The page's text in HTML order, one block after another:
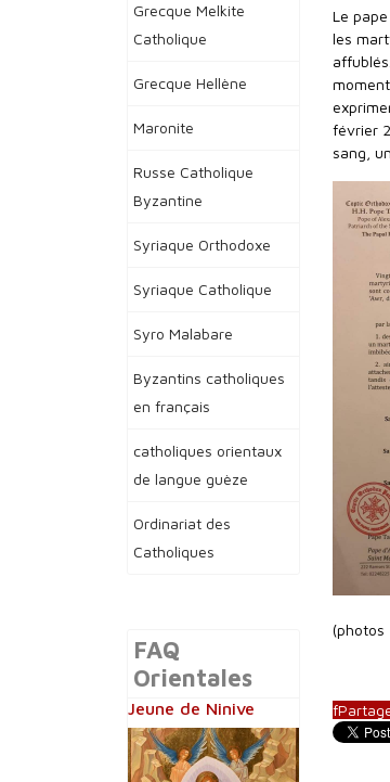
Grecque Melkite
Catholique
Grecque Hellène
Maronite
Russe Catholique
Byzantine
Syriaque Orthodoxe
Syriaque Catholique
Syro Malabare
Byzantins catholiques
en français
catholiques orientaux
de langue guèze
Ordinariat des
Catholiques
FAQ
Orientales
Jeune de Ninive
Le
les
affublés.
février
sang,
(photos
f